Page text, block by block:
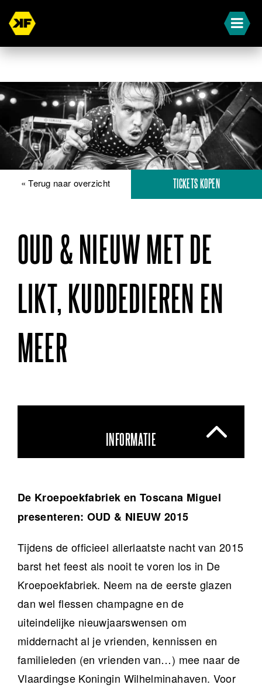
« Terug naar overzicht TICKETS KOPEN
OUD & NIEUW MET DE
LIKT, KUDDEDIEREN EN
MEER
INFORMATIE
De Kroepoekfabriek en Toscana Miguel
presenteren: OUD & NIEUW 2015
Tijdens de officieel allerlaatste nacht van 2015
barst het feest als nooit te voren los in De
Kroepoekfabriek. Neem na de eerste glazen
dan wel flessen champagne en de
uiteindelijke nieuwjaarswensen om
middernacht al je vrienden, kennissen en
familieleden (en vrienden van…) mee naar de
Vlaardingse Koningin Wilhelminahaven. Voor